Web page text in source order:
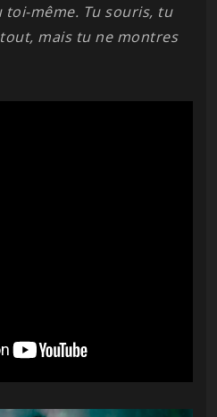
même. Tu souris, tu
mais tu ne montres